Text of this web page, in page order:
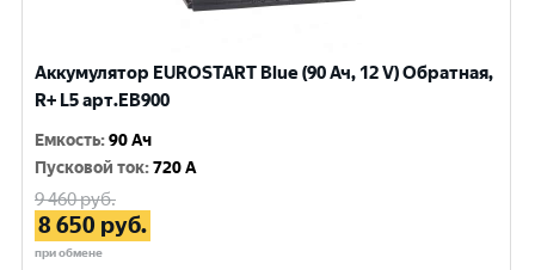
Аккумулятор EUROSTART Blue (90 Ач, 12 V) Обратная,
R+ L5 арт.EB900
Емкость:90 Ач
Пусковой ток:720 A
9 460руб.
8 650 руб.
при обмене